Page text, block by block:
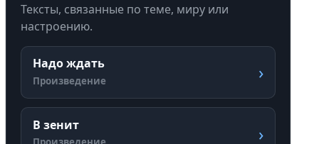
Тексты, связанные по теме, миру или
настроению.
Надо ждать
Произведение ›
В зенит ›